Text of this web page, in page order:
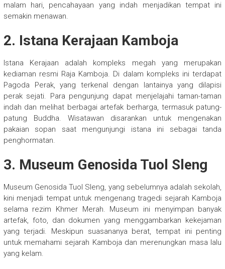
malam hari, pencahayaan yang indah menjadikan tempat ini
semakin menawan.
2. Istana Kerajaan Kamboja
Istana Kerajaan adalah kompleks megah yang merupakan
kediaman resmi Raja Kamboja. Di dalam kompleks ini terdapat
Pagoda Perak, yang terkenal dengan lantainya yang dilapisi
perak sejati. Para pengunjung dapat menjelajahi taman-taman
indah dan melihat berbagai artefak berharga, termasuk patung-
patung Buddha. Wisatawan disarankan untuk mengenakan
pakaian sopan saat mengunjungi istana ini sebagai tanda
penghormatan.
3. Museum Genosida Tuol Sleng
Museum Genosida Tuol Sleng, yang sebelumnya adalah sekolah,
kini menjadi tempat untuk mengenang tragedi sejarah Kamboja
selama rezim Khmer Merah. Museum ini menyimpan banyak
artefak, foto, dan dokumen yang menggambarkan kekejaman
yang terjadi. Meskipun suasananya berat, tempat ini penting
untuk memahami sejarah Kamboja dan merenungkan masa lalu
yang kelam.